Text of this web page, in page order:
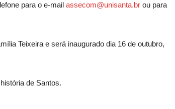
para o e-mail assecom@unisanta.br ou para
Teixeira e será inaugurado dia 16 de outubro,
de Santos.